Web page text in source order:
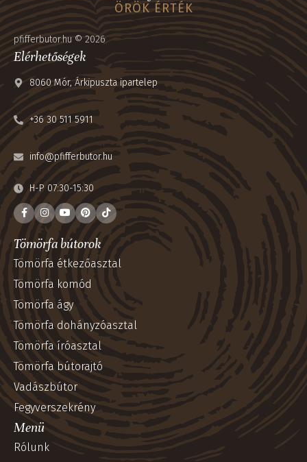
ÖRÖK ÉRTÉK
pfifferbutor.hu © 2026
Elérhetőségek
8060 Mór, Árkipuszta ipartelep
+36 30 511 5911
info@pfifferbutor.hu
H-P 07:30-15:30
Tömörfa bútorok
Tömörfa étkezőasztal
Tömörfa komód
Tömörfa ágy
Tömörfa dohányzóasztal
Tömörfa íróasztal
Tömörfa bútorajtó
Vadászbútor
Fegyverszekrény
Menü
Rólunk